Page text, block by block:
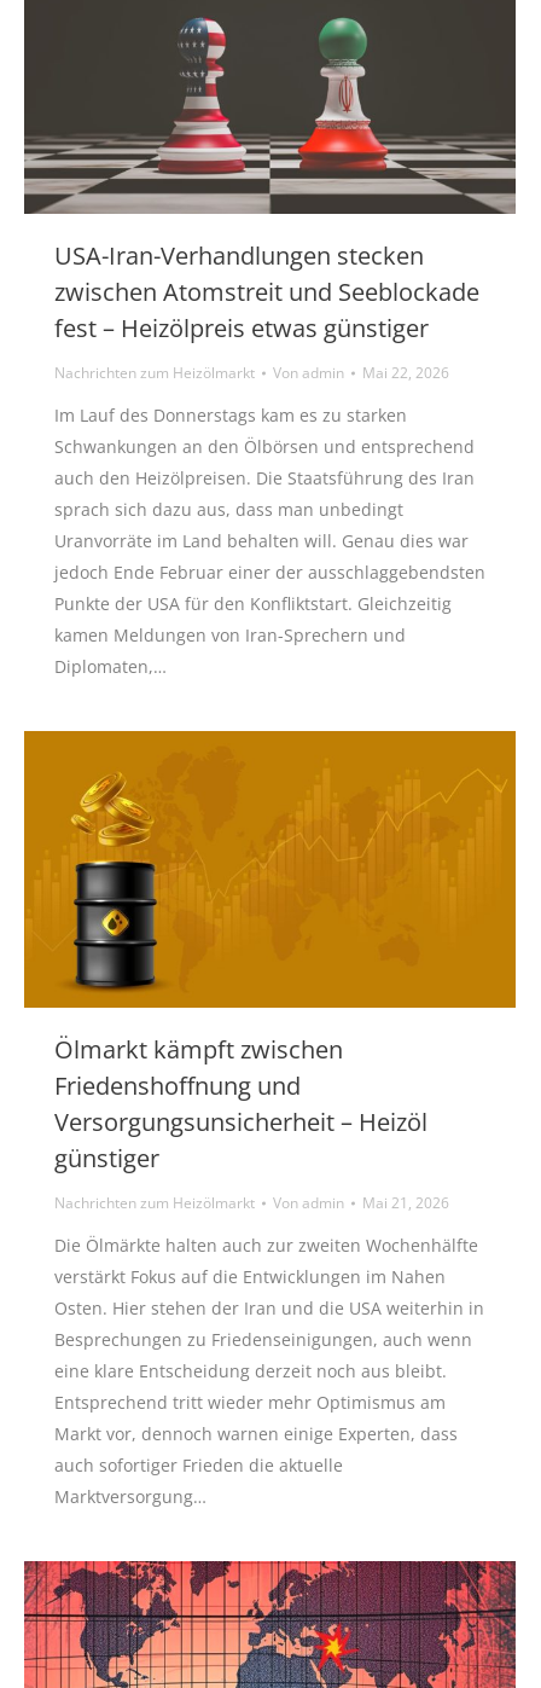
USA-Iran-Verhandlungen stecken
zwischen Atomstreit und Seeblockade
fest – Heizölpreis etwas günstiger
Nachrichten zum Heizölmarkt Vonadmin Mai 22, 2026
Im Lauf des Donnerstags kam es zu starken
Schwankungen an den Ölbörsen und entsprechend
auch den Heizölpreisen. Die Staatsführung des Iran
sprach sich dazu aus, dass man unbedingt
Uranvorräte im Land behalten will. Genau dies war
jedoch Ende Februar einer der ausschlaggebendsten
Punkte der USA für den Konfliktstart. Gleichzeitig
kamen Meldungen von Iran-Sprechern und
Diplomaten,…
Ölmarkt kämpft zwischen
Friedenshoffnung und
Versorgungsunsicherheit – Heizöl
günstiger
Nachrichten zum Heizölmarkt Vonadmin Mai 21, 2026
Die Ölmärkte halten auch zur zweiten Wochenhälfte
verstärkt Fokus auf die Entwicklungen im Nahen
Osten. Hier stehen der Iran und die USA weiterhin in
Besprechungen zu Friedenseinigungen, auch wenn
eine klare Entscheidung derzeit noch aus bleibt.
Entsprechend tritt wieder mehr Optimismus am
Markt vor, dennoch warnen einige Experten, dass
auch sofortiger Frieden die aktuelle
Marktversorgung…